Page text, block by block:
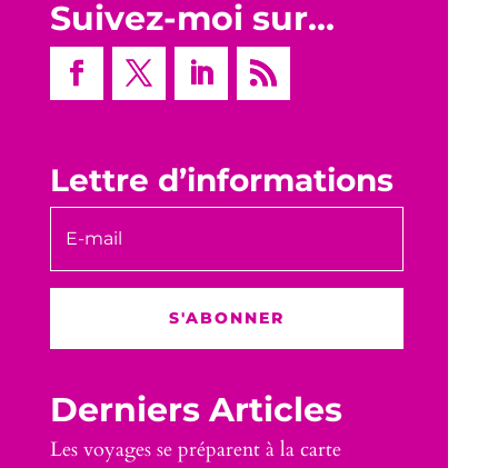
Suivez-moi sur…
Lettre d’informations
S'ABONNER
Derniers Articles
Les voyages se préparent à la carte